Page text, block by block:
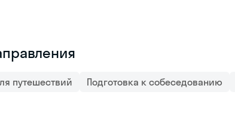
путешествий Подготовка к собеседованию